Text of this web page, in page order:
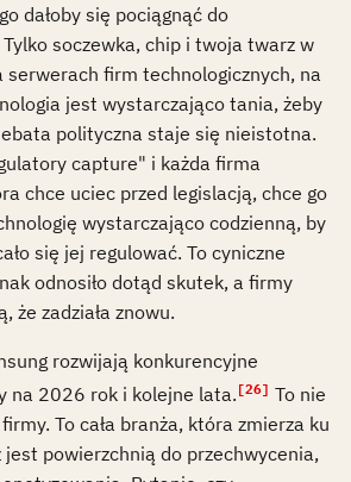
dałoby się pociągnąć do
soczewka, chip i twoja twarz w
serwerach firm technologicznych, na
jest wystarczająco tania, żeby
polityczna staje się nieistotna.
capture" i każda firma
chce uciec przed legislacją, chce go
wystarczająco codzienną, by
się jej regulować. To cyniczne
odnosiło dotąd skutek, a firmy
że zadziała znowu.
rozwijają konkurencyjne
na 2026 rok i kolejne lata. [26] To nie
To cała branża, która zmierza ku
powierzchnią do przechwycenia,